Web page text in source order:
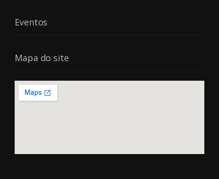
Eventos
Mapa do site